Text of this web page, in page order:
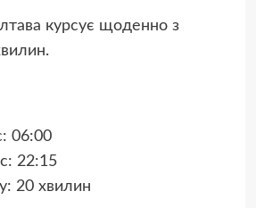
курсує щоденно з
06:00
22:15
20 хвилин